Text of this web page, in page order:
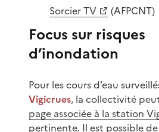
Sorcier TV
(AFPCNT)
Focus sur risques
d’inondation
Pour les cours d’eau
Vigicrues, la collectivité
page associée à la station
pertinente. Il est possible de